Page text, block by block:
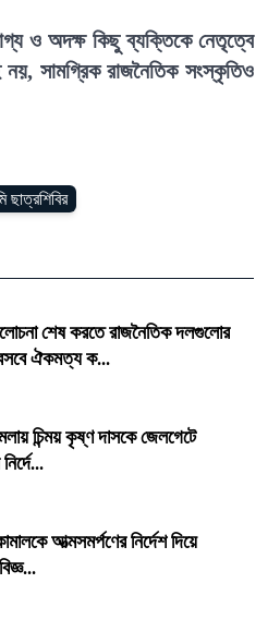
ও অদক্ষ কিছু ব্যক্তিকে নেতৃত্বে
সামগ্রিক রাজনৈতিক সংস্কৃতিও
ছাত্রশিবির
শেষ করতে রাজনৈতিক দলগুলোর
বসবে ঐকমত্য ক...
চিন্ময় কৃষ্ণ দাসকে জেলগেটে
আত্মসমর্পণের নির্দেশ দিয়ে